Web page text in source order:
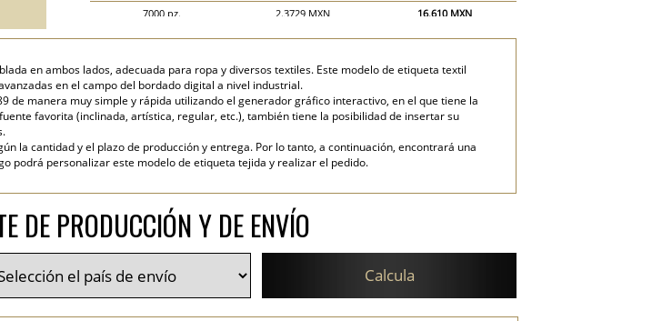
7000 pz.
2.3729 MXN
16,610 MXN
10000 pz.
2.0251 MXN
20,251 MXN
15000 pz.
1.4319 MXN
21,479 MXN
20000 pz.
1.1864 MXN 23,729 MXN
en ambos lados, adecuada para ropa y diversos textiles. Este modelo de etiqueta textil
en el campo del bordado digital a nivel industrial.
de manera muy simple y rápida utilizando el generador gráfico interactivo, en el que tiene la
favorita (inclinada, artística, regular, etc.), también tiene la posibilidad de insertar su
la cantidad y el plazo de producción y entrega. Por lo tanto, a continuación, encontrará una
podrá personalizar este modelo de etiqueta tejida y realizar el pedido.
DE PRODUCCIÓN Y DE ENVÍO
Calcula